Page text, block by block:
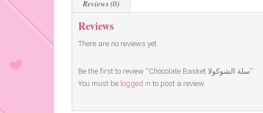
Reviews (0)
Reviews
There are no reviews yet.
Be the first to review “Chocolate Basket سلة الشوكولا”
You must be logged in to post a review.